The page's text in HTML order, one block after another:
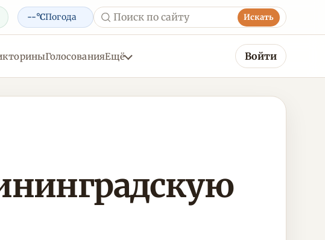
--°CПогода Искать
ГолосованияЕщё Войти